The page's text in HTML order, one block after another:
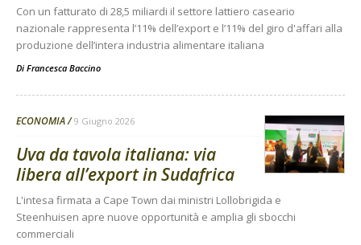
Con un fatturato di 28,5 miliardi il settore lattiero caseario
nazionale rappresenta l’11% dell’export e l’11% del giro d'affari alla
produzione dell’intera industria alimentare italiana
Di Francesca Baccino
ECONOMIA 9 Giugno 2026
Uva da tavola italiana: via
libera all’export in Sudafrica
L'intesa firmata a Cape Town dai ministri Lollobrigida e
Steenhuisen apre nuove opportunità e amplia gli sbocchi
commerciali